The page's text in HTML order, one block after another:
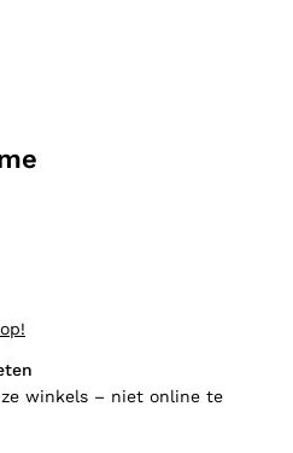
winkels – niet online te